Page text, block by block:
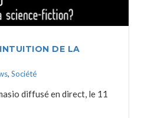
DE LA
, Société
diffusé en direct, le 11